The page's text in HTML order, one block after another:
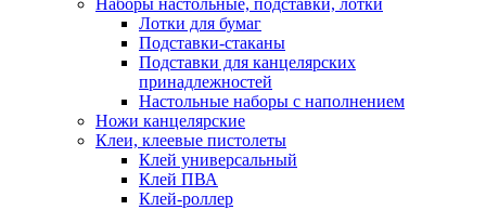
Наборы настольные, подставки, лотки
Лотки для бумаг
Подставки-стаканы
Подставки для канцелярских
принадлежностей
Настольные наборы с наполнением
Ножи канцелярские
Клеи, клеевые пистолеты
Клей универсальный
Клей ПВА
Клей-роллер